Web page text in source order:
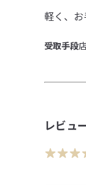
軽く、
受取手段
レビュ